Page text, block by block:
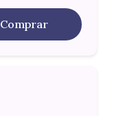
Comprar